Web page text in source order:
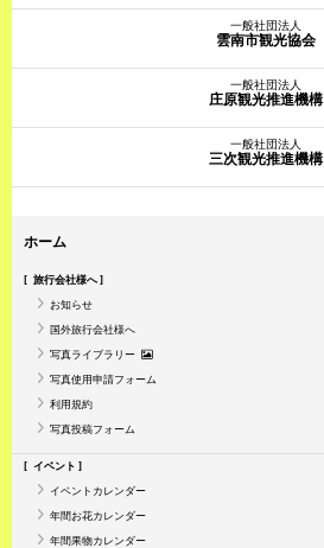
一般社団法人
雲南市観光協会
一般社団法人
庄原観光推進機構
一般社団法人
三次観光推進機構
ホーム
旅行会社様へ
お知らせ
国外旅行会社様へ
写真ライブラリー
写真使用申請フォーム
利用規約
写真投稿フォーム
イベント
イベントカレンダー
年間お花カレンダー
年間果物カレンダー